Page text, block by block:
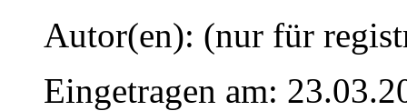
Autor(en): (nur für
Eingetragen am: